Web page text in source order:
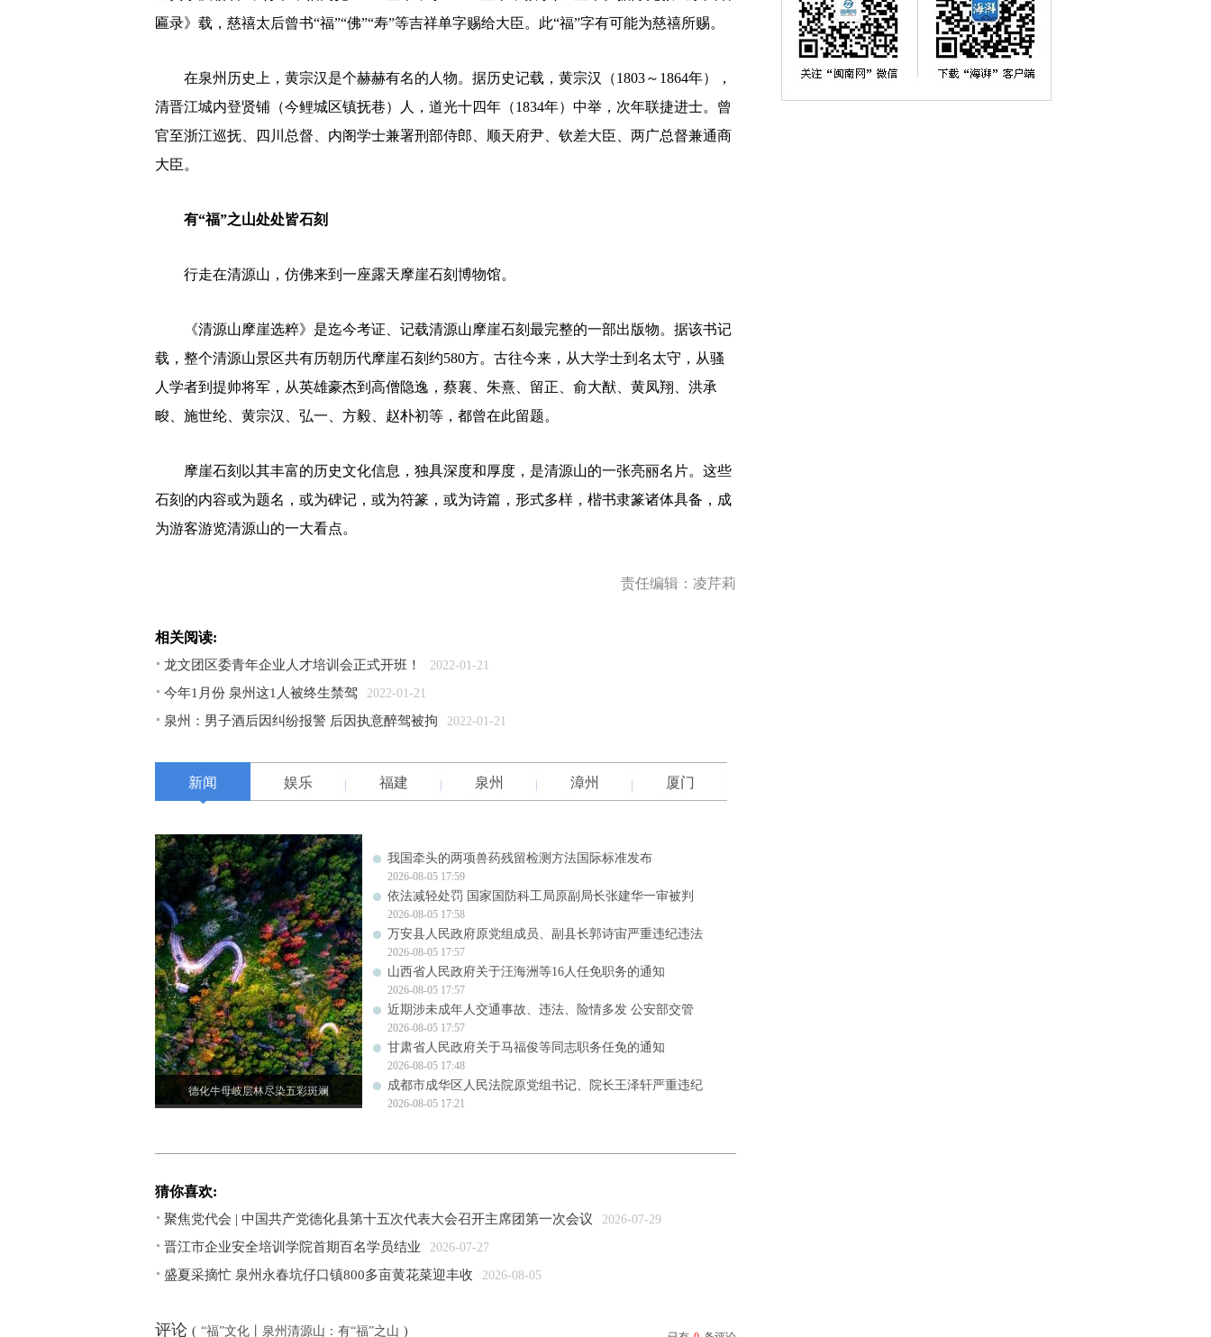
匾录》载，慈禧太后曾书“福”“佛”“寿”等吉祥单字赐给大臣。此“福”字有可能为慈禧所赐。
在泉州历史上，黄宗汉是个赫赫有名的人物。据历史记载，黄宗汉（1803～1864年），
清晋江城内登贤铺（今鲤城区镇抚巷）人，道光十四年（1834年）中举，次年联捷进士。曾
官至浙江巡抚、四川总督、内阁学士兼署刑部侍郎、顺天府尹、钦差大臣、两广总督兼通商
大臣。
有“福”之山处处皆石刻
行走在清源山，仿佛来到一座露天摩崖石刻博物馆。
《清源山摩崖选粹》是迄今考证、记载清源山摩崖石刻最完整的一部出版物。据该书记
载，整个清源山景区共有历朝历代摩崖石刻约580方。古往今来，从大学士到名太守，从骚
人学者到提帅将军，从英雄豪杰到高僧隐逸，蔡襄、朱熹、留正、俞大猷、黄凤翔、洪承
畯、施世纶、黄宗汉、弘一、方毅、赵朴初等，都曾在此留题。
摩崖石刻以其丰富的历史文化信息，独具深度和厚度，是清源山的一张亮丽名片。这些
石刻的内容或为题名，或为碑记，或为符篆，或为诗篇，形式多样，楷书隶篆诸体具备，成
为游客游览清源山的一大看点。
责任编辑：凌芹莉
相关阅读:
龙文团区委青年企业人才培训会正式开班！ 2022-01-21
今年1月份 泉州这1人被终生禁驾 2022-01-21
泉州：男子酒后因纠纷报警 后因执意醉驾被拘 2022-01-21
新闻 娱乐 福建 泉州 漳州 厦门
德化牛母岐层林尽染五彩斑斓
我国牵头的两项兽药残留检测方法国际标准发布
2026-08-05 17:59
依法减轻处罚 国家国防科工局原副局长张建华一审被判
2026-08-05 17:58
万安县人民政府原党组成员、副县长郭诗宙严重违纪违法
2026-08-05 17:57
山西省人民政府关于汪海洲等16人任免职务的通知
2026-08-05 17:57
近期涉未成年人交通事故、违法、险情多发 公安部交管
2026-08-05 17:57
甘肃省人民政府关于马福俊等同志职务任免的通知
2026-08-05 17:48
成都市成华区人民法院原党组书记、院长王泽轩严重违纪
2026-08-05 17:21
猜你喜欢:
聚焦党代会 | 中国共产党德化县第十五次代表大会召开主席团第一次会议 2026-07-29
晋江市企业安全培训学院首期百名学员结业 2026-07-27
盛夏采摘忙 泉州永春坑仔口镇800多亩黄花菜迎丰收 2026-08-05
评论 ( “福”文化丨泉州清源山：有“福”之山 )